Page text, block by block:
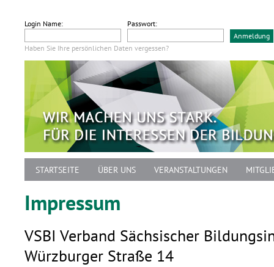
Login Name: Passwort:
Haben Sie Ihre persönlichen Daten vergessen?
STARTSEITE ÜBER UNS VERANSTALTUNGEN
Impressum
VSBI Verband Sächsischer
Würzburger Straße 14